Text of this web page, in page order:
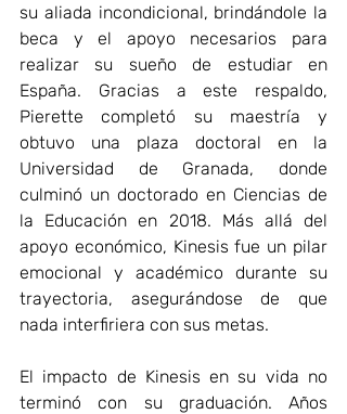
su aliada incondicional, brindándole la
beca y el apoyo necesarios para
realizar su sueño de estudiar en
España. Gracias a este respaldo,
Pierette completó su maestría y
obtuvo una plaza doctoral en la
Universidad de Granada, donde
culminó un doctorado en Ciencias de
la Educación en 2018. Más allá del
apoyo económico, Kinesis fue un pilar
emocional y académico durante su
trayectoria, asegurándose de que
nada interfiriera con sus metas.
El impacto de Kinesis en su vida no
terminó con su graduación. Años